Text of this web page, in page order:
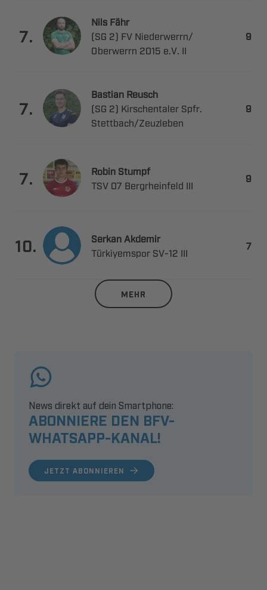
.
 
   ​
   

.
 
   
​

.
 
   

.
 
 ​ 

MEHR
ABONNIERE DEN BFV-
WHATSAPP-KANAL!
News direkt auf dein Smartphone:
JETZT ABONNIEREN